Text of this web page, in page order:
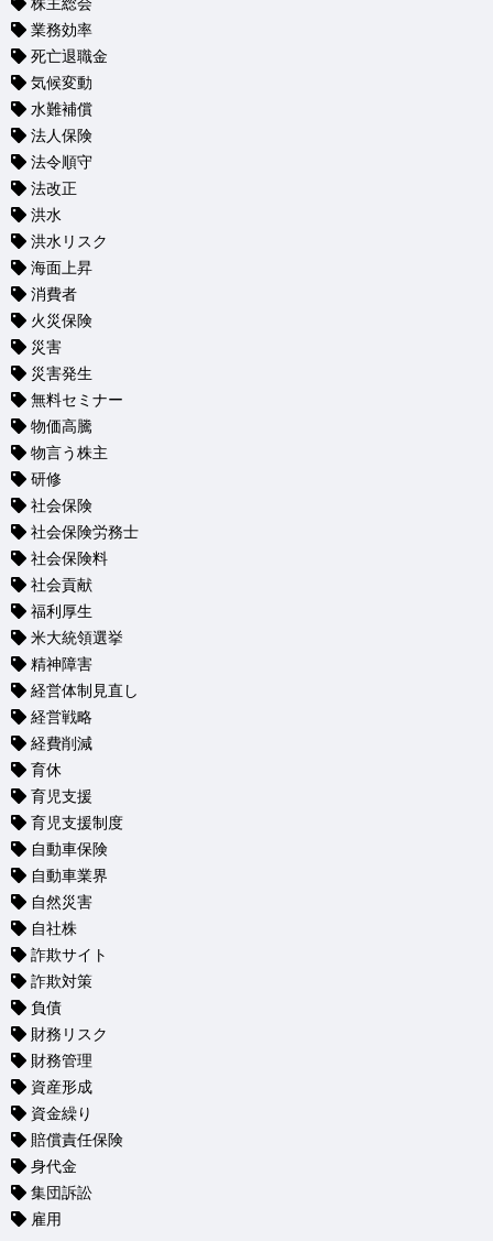
業務効率
死亡退職金
気候変動
水難補償
法人保険
法令順守
法改正
洪水
洪水リスク
海面上昇
消費者
火災保険
災害
災害発生
無料セミナー
物価高騰
物言う株主
研修
社会保険
社会保険労務士
社会保険料
社会貢献
福利厚生
米大統領選挙
精神障害
経営体制見直し
経営戦略
経費削減
育休
育児支援
育児支援制度
自動車保険
自動車業界
自然災害
自社株
詐欺サイト
詐欺対策
負債
財務リスク
財務管理
資産形成
資金繰り
賠償責任保険
身代金
集団訴訟
雇用